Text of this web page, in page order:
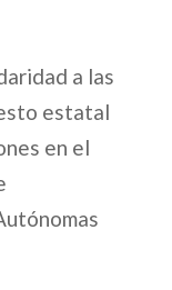
a las
estatal
en el